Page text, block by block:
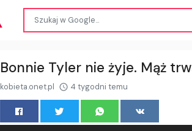
Bonnie Tyler nie żyje. Mąż
kobieta.onet.pl 4 tygodni temu